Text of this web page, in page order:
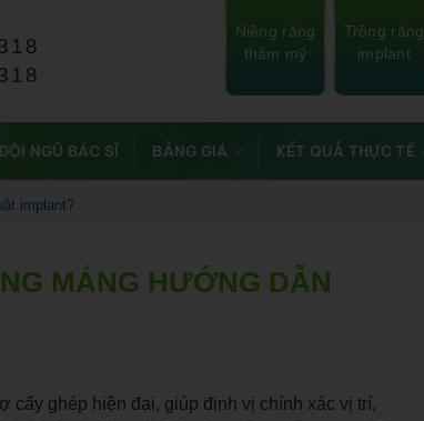
Niềng răng
thẩm mỹ
Trồng răng
implant
NGŨ BÁC SĨ BẢNG GIÁ KẾT QUẢ THỰC TẾ
implant?
MÁNG HƯỚNG DẪN
cấy ghép hiện đại, giúp định vị chính xác vị trí,